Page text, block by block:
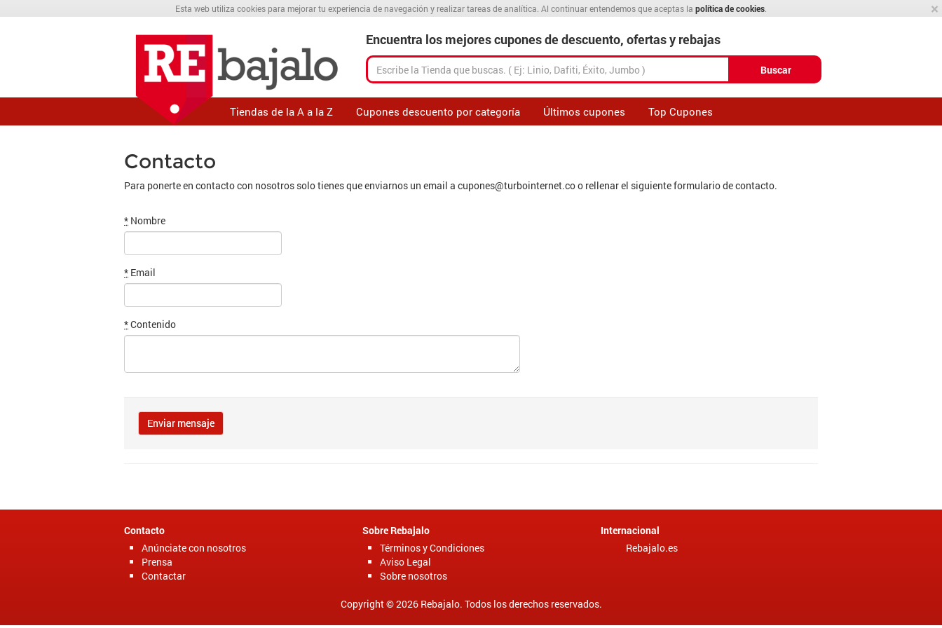
×
Esta web utiliza cookies para mejorar tu experiencia de navegación y realizar tareas de analítica. Al continuar entendemos que aceptas la política de cookies
Encuentra los mejores cupones de descuento, ofertas y rebajas
Buscar
Tiendas de la A a la Z Cupones descuento por categoría Últimos cupones Top Cupones
Contacto
Para ponerte en contacto con nosotros solo tienes que enviarnos un email a cupones@turbointernet.coo rellenar el siguiente formulario de contacto.
* Nombre
* Email
*Contenido
Contacto
Anúnciate con nosotros
Prensa
Contactar
Sobre Rebajalo
Términos y Condiciones
Aviso Legal
Sobre nosotros
Internacional
Rebajalo.es
Copyright © 2026 Rebajalo. Todos los derechos reservados.